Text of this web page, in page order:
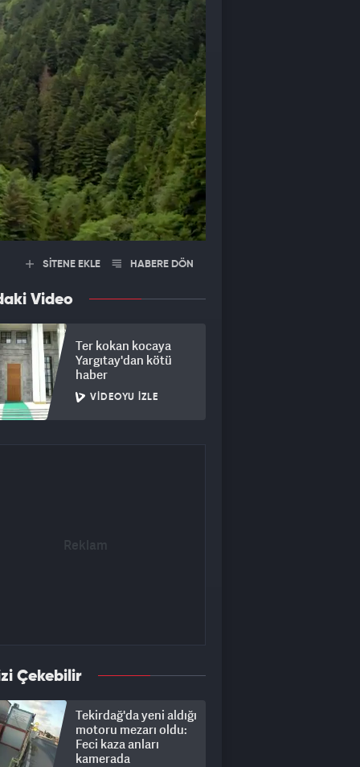
SİTENE EKLE HABERE DÖN
Video
Ter kokan kocaya
Yargıtay'dan kötü
haber
VIDEOYU İZLE
Çekebilir
Tekirdağ'da yeni aldığı
motoru mezarı oldu:
Feci kaza anları
kamerada